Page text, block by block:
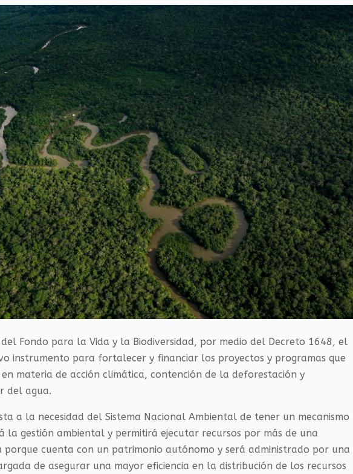
Fondo para la Vida y la Biodiversidad, por medio del Decreto 1648, el
instrumento para fortalecer y financiar los proyectos y programas que
materia de acción climática, contención de la deforestación y
del agua.
a la necesidad del Sistema Nacional Ambiental de tener un mecanismo
la gestión ambiental y permitirá ejecutar recursos por más de una
porque cuenta con un patrimonio autónomo y será administrado por una
de asegurar una mayor eficiencia en la distribución de los recursos